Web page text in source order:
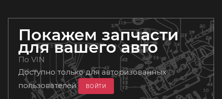
Покажем запчасти
для вашего авто
По VIN
Доступно только для авторизованных
пользователей
ВОЙТИ